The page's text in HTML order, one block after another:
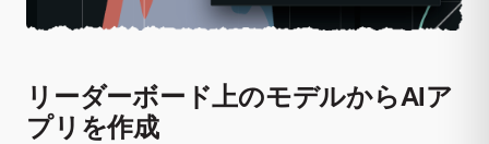
リーダーボード上のモデルからAIア
プリを作成